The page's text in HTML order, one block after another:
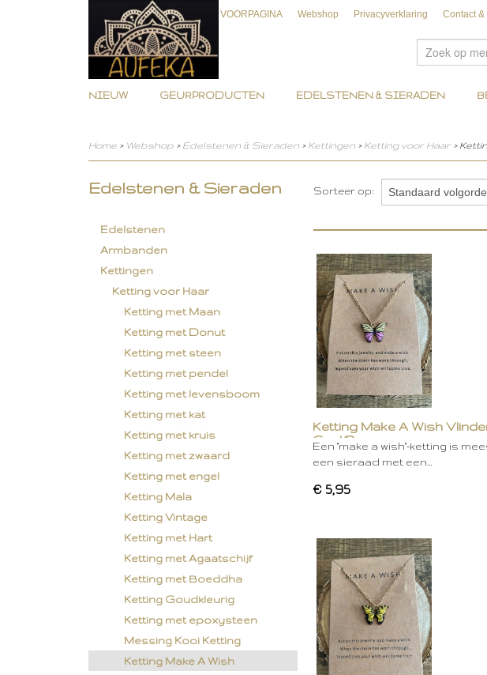
VOORPAGINA Webshop Privacyverklaring Contact
NIEUW GEURPRODUCTEN EDELSTENEN & SIERADEN
Home > Webshop > Edelstenen & Sieraden > Kettingen > Ketting voor Haar >
Edelstenen & Sieraden
Edelstenen
Armbanden
Kettingen
Ketting voor Haar
Ketting met Maan
Ketting met Donut
Ketting met steen
Ketting met pendel
Ketting met levensboom
Ketting met kat
Ketting met kruis
Ketting met zwaard
Ketting met engel
Ketting Mala
Ketting Vintage
Ketting met Hart
Ketting met Agaatschijf
Ketting met Boeddha
Ketting Goudkleurig
Ketting met epoxysteen
Messing Kooi Ketting
Ketting Make A Wish
Sorteer op:
Ketting Make A Wish
Geel/Roze
Een "make a wish"-ketting is
een sieraad met een…
€ 5,95